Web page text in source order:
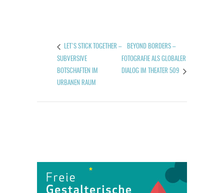
LET`S STICK TOGETHER –
SUBVERSIVE
BOTSCHAFTEN IM
URBANEN RAUM
BEYOND BORDERS –
FOTOGRAFIE ALS GLOBALER
DIALOG IM THEATER 509